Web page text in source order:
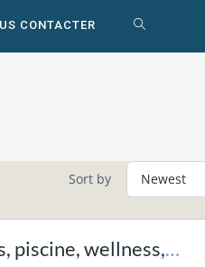
CONTACTER TOGGLE
Sort by
piscine, wellness,